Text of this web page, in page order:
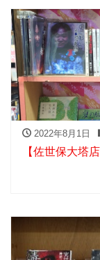
2022年8月1日
【佐世保大塔